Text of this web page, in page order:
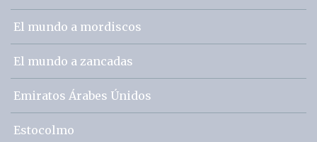
El mundo a mordiscos
El mundo a zancadas
Emiratos Árabes Únidos
Estocolmo